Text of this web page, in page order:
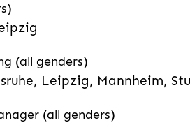
(all genders)
Leipzig, Mannheim,
(all genders)